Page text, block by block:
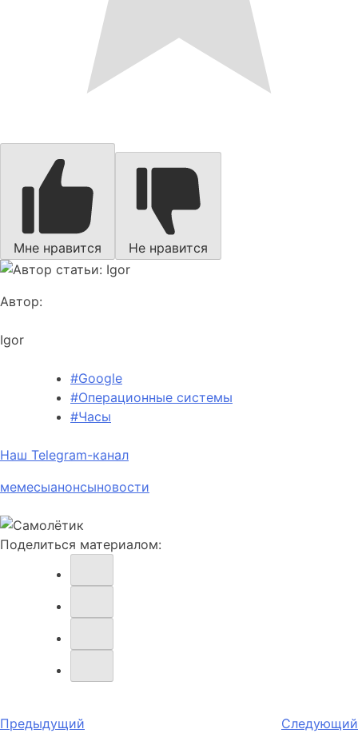
Мне нравится Не нравится
Автор:
Igor
#Google
#Операционные системы
#Часы
Наш Telegram-канал
мемесыанонсыновости
Поделиться материалом:
Навигация
Предыдущий Следующий